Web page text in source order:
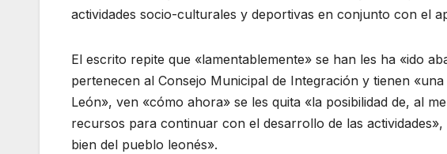
actividades socio-culturales y deportivas en conjunto con el
El escrito repite que «lamentablemente» se han les ha «ido
pertenecen al Consejo Municipal de Integración y tienen
León», ven «cómo ahora» se les quita «la posibilidad de, al
recursos para continuar con el desarrollo de las
bien del pueblo leonés».